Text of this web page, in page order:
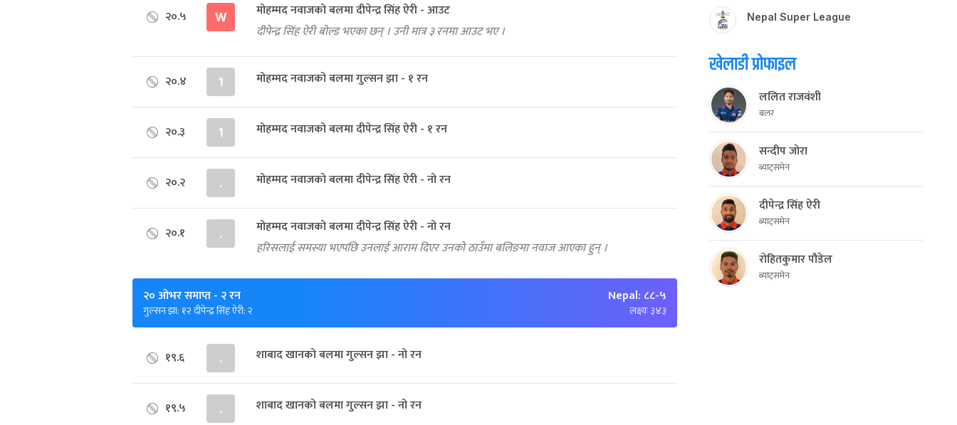
२०.५ W
मोहम्मद नवाजको बलमा दीपेन्द्र सिंह ऐरी - आउट
दीपेन्द्र सिंह ऐरी बोल्ड भएका छन् । उनी मात्र ३ रनमा आउट भए ।
२०.४ 1 मोहम्मद नवाजको बलमा गुल्सन झा - १ रन
२०.३ 1 मोहम्मद नवाजको बलमा दीपेन्द्र सिंह ऐरी - १ रन
२०.२ . मोहम्मद नवाजको बलमा दीपेन्द्र सिंह ऐरी - नो रन
२०.१ .
मोहम्मद नवाजको बलमा दीपेन्द्र सिंह ऐरी - नो रन
हरिसलाई समस्या भएपछि उनलाई आराम दिएर उनको ठाउँमा बलिङमा नवाज आएका हुन् ।
२० ओभर समाप्त- २ रन
गुल्सन झा: १२ दीपेन्द्र सिंह ऐरी: २
Nepal: ८८-५
लक्ष्यः ३४३
१९.६ . शाबाद खानको बलमा गुल्सन झा - नो रन
१९.५ . शाबाद खानको बलमा गुल्सन झा - नो रन
Nepal Super League
खेलाडी प्रोफाइल
ललित राजवंशी
बलर
सन्दीप जोरा
ब्याट्समेन
दीपेन्द्र सिंह ऐरी
ब्याट्समेन
रोहितकुमार पौडेल
ब्याट्समेन